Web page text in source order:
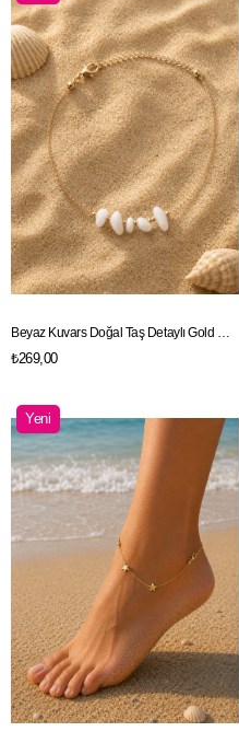
Beyaz Kuvars Doğal Taş Detaylı Gold Renk Zincir Halhal
₺269,00
Ürün
Yeni